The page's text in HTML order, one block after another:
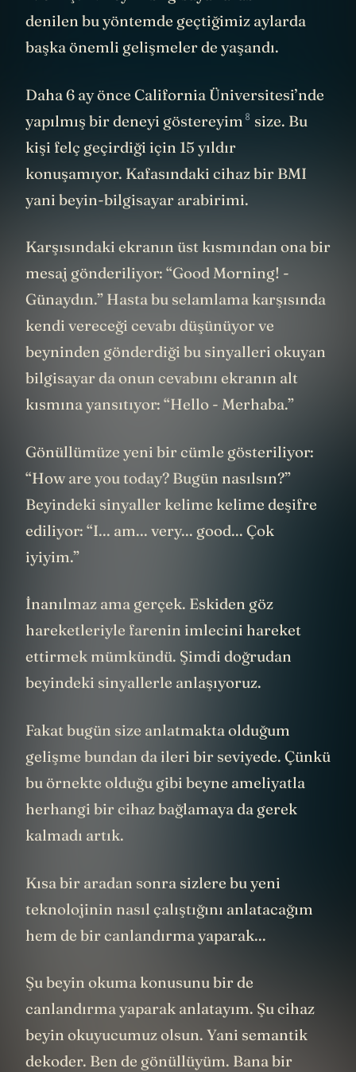
denilen bu yöntemde geçtiğimiz aylarda
başka önemli gelişmeler de yaşandı.
Daha 6 ay önce California Üniversitesi’nde
yapılmış bir deneyi göstereyim 8 size. Bu
kişi felç geçirdiği için 15 yıldır
konuşamıyor. Kafasındaki cihaz bir BMI
yani beyin-bilgisayar arabirimi.
Karşısındaki ekranın üst kısmından ona bir
mesaj gönderiliyor: “Good Morning! -
Günaydın.” Hasta bu selamlama karşısında
kendi vereceği cevabı düşünüyor ve
beyninden gönderdiği bu sinyalleri okuyan
bilgisayar da onun cevabını ekranın alt
kısmına yansıtıyor: “Hello - Merhaba.”
Gönüllümüze yeni bir cümle gösteriliyor:
“How are you today? Bugün nasılsın?”
Beyindeki sinyaller kelime kelime deşifre
ediliyor: “I... am... very... good... Çok
iyiyim.”
İnanılmaz ama gerçek. Eskiden göz
hareketleriyle farenin imlecini hareket
ettirmek mümkündü. Şimdi doğrudan
beyindeki sinyallerle anlaşıyoruz.
Fakat bugün size anlatmakta olduğum
gelişme bundan da ileri bir seviyede. Çünkü
bu örnekte olduğu gibi beyne ameliyatla
herhangi bir cihaz bağlamaya da gerek
kalmadı artık.
Kısa bir aradan sonra sizlere bu yeni
teknolojinin nasıl çalıştığını anlatacağım
hem de bir canlandırma yaparak...
Şu beyin okuma konusunu bir de
canlandırma yaparak anlatayım. Şu cihaz
beyin okuyucumuz olsun. Yani semantik
dekoder. Ben de gönüllüyüm. Bana bir